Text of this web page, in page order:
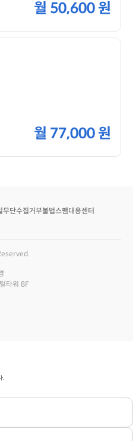
월 50,600 원
월 77,000 원
무단수집거부불법스팸대응센터
타워 8F
.